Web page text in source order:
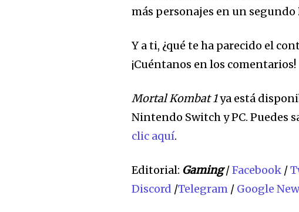
más personajes en un segundo
Y a ti, ¿qué te ha parecido el
¡Cuéntanos en los comentarios!
Mortal Kombat 1ya está
Nintendo Switch y PC. Puedes
clic aquí.
Editorial: Gaming/Facebook /
Discord /Telegram / Google